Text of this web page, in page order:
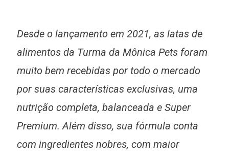
Desde o lançamento em 2021, as latas de
alimentos da Turma da Mônica Pets foram
muito bem recebidas por todo o mercado
por suas características exclusivas, uma
nutrição completa, balanceada e Super
Premium. Além disso, sua fórmula conta
com ingredientes nobres, com maior